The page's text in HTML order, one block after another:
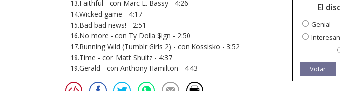
13.Faithful - con Marc E. Bassy - 4:26
14.Wicked game - 4:17
15.Bad bad news! - 2:51
16.No more - con Ty Dolla $ign - 2:50
17.Running Wild (Tumblr Girls 2) - con Kossisko - 3:52
18.Time - con Matt Shultz - 4:37
19.Gerald - con Anthony Hamilton - 4:43
El
Genial
Votar